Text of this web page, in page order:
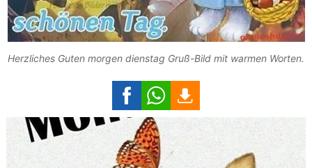
Herzliches Guten morgen dienstag Gruß-Bild mit warmen Worten.